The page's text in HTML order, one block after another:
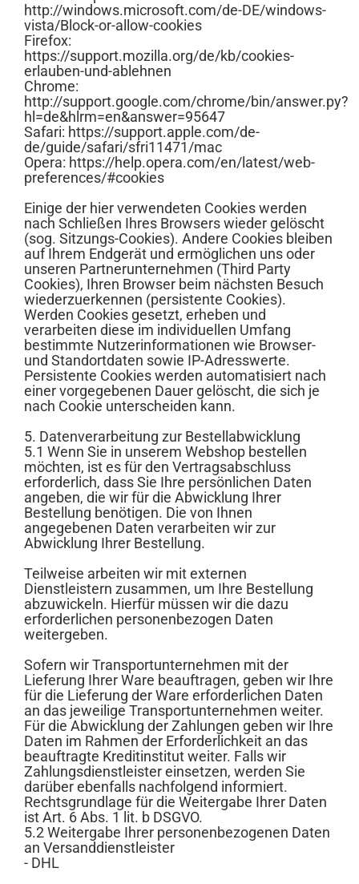
http://windows.microsoft.com/de-DE/windows-
vista/Block-or-allow-cookies
Firefox:
https://support.mozilla.org/de/kb/cookies-
erlauben-und-ablehnen
Chrome:
http://support.google.com/chrome/bin/answer.py?
hl=de&hlrm=en&answer=95647
Safari: https://support.apple.com/de-
de/guide/safari/sfri11471/mac
Opera: https://help.opera.com/en/latest/web-
preferences/#cookies
Einige der hier verwendeten Cookies werden
nach Schließen Ihres Browsers wieder gelöscht
(sog. Sitzungs-Cookies). Andere Cookies bleiben
auf Ihrem Endgerät und ermöglichen uns oder
unseren Partnerunternehmen (Third Party
Cookies), Ihren Browser beim nächsten Besuch
wiederzuerkennen (persistente Cookies).
Werden Cookies gesetzt, erheben und
verarbeiten diese im individuellen Umfang
bestimmte Nutzerinformationen wie Browser-
und Standortdaten sowie IP-Adresswerte.
Persistente Cookies werden automatisiert nach
einer vorgegebenen Dauer gelöscht, die sich je
nach Cookie unterscheiden kann.
5. Datenverarbeitung zur Bestellabwicklung
5.1 Wenn Sie in unserem Webshop bestellen
möchten, ist es für den Vertragsabschluss
erforderlich, dass Sie Ihre persönlichen Daten
angeben, die wir für die Abwicklung Ihrer
Bestellung benötigen. Die von Ihnen
angegebenen Daten verarbeiten wir zur
Abwicklung Ihrer Bestellung.
Teilweise arbeiten wir mit externen
Dienstleistern zusammen, um Ihre Bestellung
abzuwickeln. Hierfür müssen wir die dazu
erforderlichen personenbezogen Daten
weitergeben.
Sofern wir Transportunternehmen mit der
Lieferung Ihrer Ware beauftragen, geben wir Ihre
für die Lieferung der Ware erforderlichen Daten
an das jeweilige Transportunternehmen weiter.
Für die Abwicklung der Zahlungen geben wir Ihre
Daten im Rahmen der Erforderlichkeit an das
beauftragte Kreditinstitut weiter. Falls wir
Zahlungsdienstleister einsetzen, werden Sie
darüber ebenfalls nachfolgend informiert.
Rechtsgrundlage für die Weitergabe Ihrer Daten
ist Art. 6 Abs. 1 lit. b DSGVO.
5.2 Weitergabe Ihrer personenbezogenen Daten
an Versanddienstleister
- DHL